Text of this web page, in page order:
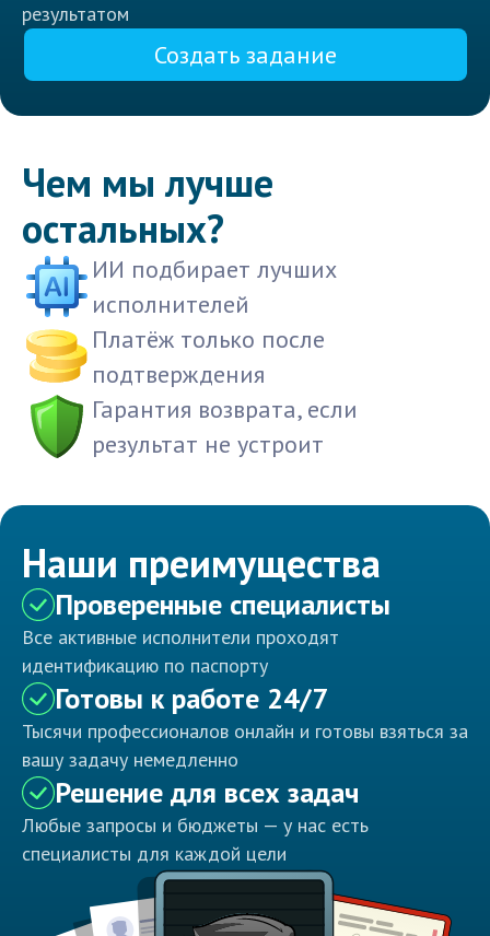
результатом
Создать задание
Чем мы лучше
остальных?
ИИ подбирает лучших
исполнителей
Платёж только после
подтверждения
Гарантия возврата, если
результат не устроит
Наши преимущества
Проверенные специалисты
Все активные исполнители проходят
идентификацию по паспорту
Готовы к работе 24/7
Тысячи профессионалов онлайн и готовы взяться за
вашу задачу немедленно
Решение для всех задач
Любые запросы и бюджеты — у нас есть
специалисты для каждой цели